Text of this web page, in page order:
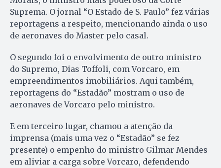
Suprema. O jornal “O Estado de S. Paulo” fez várias
reportagens a respeito, mencionando ainda o uso
de aeronaves do Master pelo casal.
O segundo foi o envolvimento de outro ministro
do Supremo, Dias Toffoli, com Vorcaro, em
empreendimentos imobiliários. Aqui também,
reportagens do “Estadão” mostram o uso de
aeronaves de Vorcaro pelo ministro.
E em terceiro lugar, chamou a atenção da
imprensa (mais uma vez o “Estadão” se fez
presente) o empenho do ministro Gilmar Mendes
em aliviar a carga sobre Vorcaro, defendendo